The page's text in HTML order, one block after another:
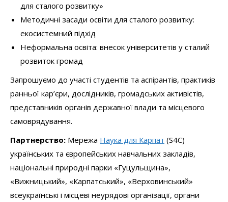
для сталого розвитку»
Методичні засади освіти для сталого розвитку:
екосистемний підхід
Неформальна освіта: внесок університетів у сталий
розвиток громад
Запрошуємо до участі студентів та аспірантів, практиків
ранньої кар’єри, дослідників, громадських активістів,
представників органів державної влади та місцевого
самоврядування.
Партнерство: Мережа Наука для Карпат (S4C)
українських та європейських навчальних закладів,
національні природні парки «Гуцульщина»,
«Вижницький», «Карпатський», «Верховинський»
всеукраїнські і місцеві неурядові організації, органи